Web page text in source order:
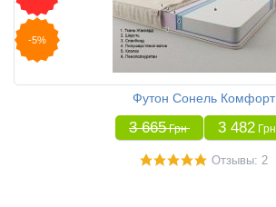
-5%
Футон Сонель Комфорт
3 665 Грн 3 482 Грн
Отзывы: 2